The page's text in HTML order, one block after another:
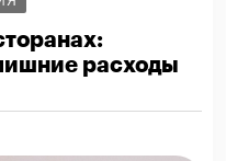
расходы